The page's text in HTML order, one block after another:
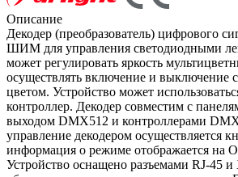
Описание
Декодер (преобразователь) цифрового
ШИМ для управления светодиодными
может регулировать яркость
осуществлять включение и выключение
цветом. Устройство может
контроллер. Декодер совместим с
выходом DMX512 и контроллерами
управление декодером осуществляется
информация о режиме отображается на
Устройство оснащено разъемами RJ-45